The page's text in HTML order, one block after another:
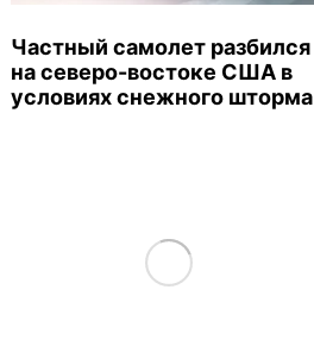
Частный самолет разбился
на северо-востоке США в
условиях снежного шторма
Load More